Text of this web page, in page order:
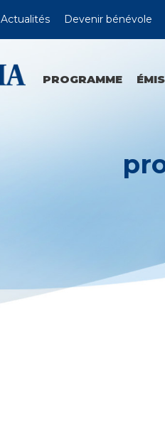
Actualités Devenir bénévole
PROGRAMME